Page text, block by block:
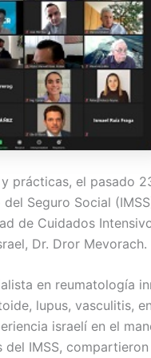
prácticas, el pasado
Seguro Social
de Cuidados
Dr. Dror Mevorach.
en reumatología
lupus, vasculitis,
israelí en el
IMSS, compartieron